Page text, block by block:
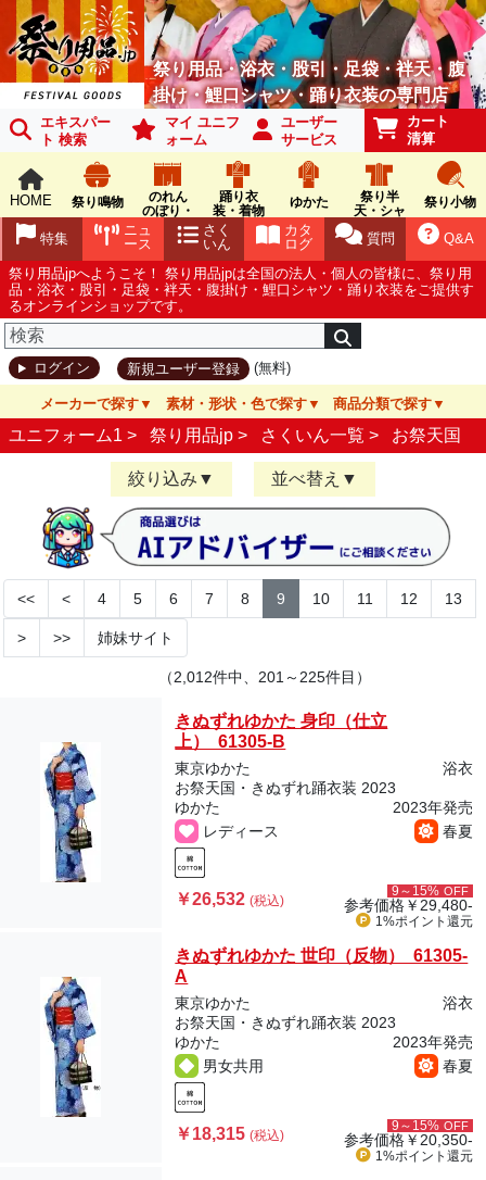
祭り用品・浴衣・股引・足袋・袢天・腹
掛け・鯉口シャツ・踊り衣装の専門店
エキスパー
ト 検索
マイ ユニフ
ォーム
ユーザー
サービス
カート
清算
HOME 祭り鳴物
のれん
のぼり・
踊り衣
装・着物
ゆかた
祭り半
天・シャ
祭り小物
Q&A
質問
カタ
ログ
さく
いん
ニュ
ース
特集
祭り用品jpへようこそ！ 祭り用品jpは全国の法人・個人の皆様に、祭り用
品・浴衣・股引・足袋・袢天・腹掛け・鯉口シャツ・踊り衣装をご提供す
るオンラインショップです。
ログイン 新規ユーザー登録 (無料)
メーカーで探す 素材・形状・色で探す 商品分類で探す
ユニフォーム1 > 祭り用品jp > さくいん一覧 > お祭天国
絞り込み 並べ替え
<< < 4 5 6 7 8 9 10 11 12 13
> >> 姉妹サイト
（2,012件中、201～225件目）
きぬずれゆかた 身印（仕立
上） 61305-B
東京ゆかた
浴衣
お祭天国・きぬずれ踊衣装 2023
ゆかた
2023年発売
レディース
春夏
￥26,532(税込)
9～15% OFF
参考価格￥29,480-
1%ポイント 還元
きぬずれゆかた 世印（反物） 61305-
A
東京ゆかた
浴衣
お祭天国・きぬずれ踊衣装 2023
ゆかた
2023年発売
男女共用
春夏
￥18,315(税込)
9～15% OFF
参考価格￥20,350-
1%ポイント 還元